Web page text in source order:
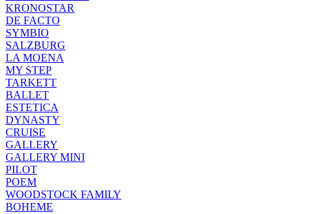
KRONOSTAR
DE FACTO
SYMBIO
SALZBURG
LA MOENA
MY STEP
TARKETT
BALLET
ESTETICA
DYNASTY
CRUISE
GALLERY
GALLERY MINI
PILOT
POEM
WOODSTOCK FAMILY
BOHEME